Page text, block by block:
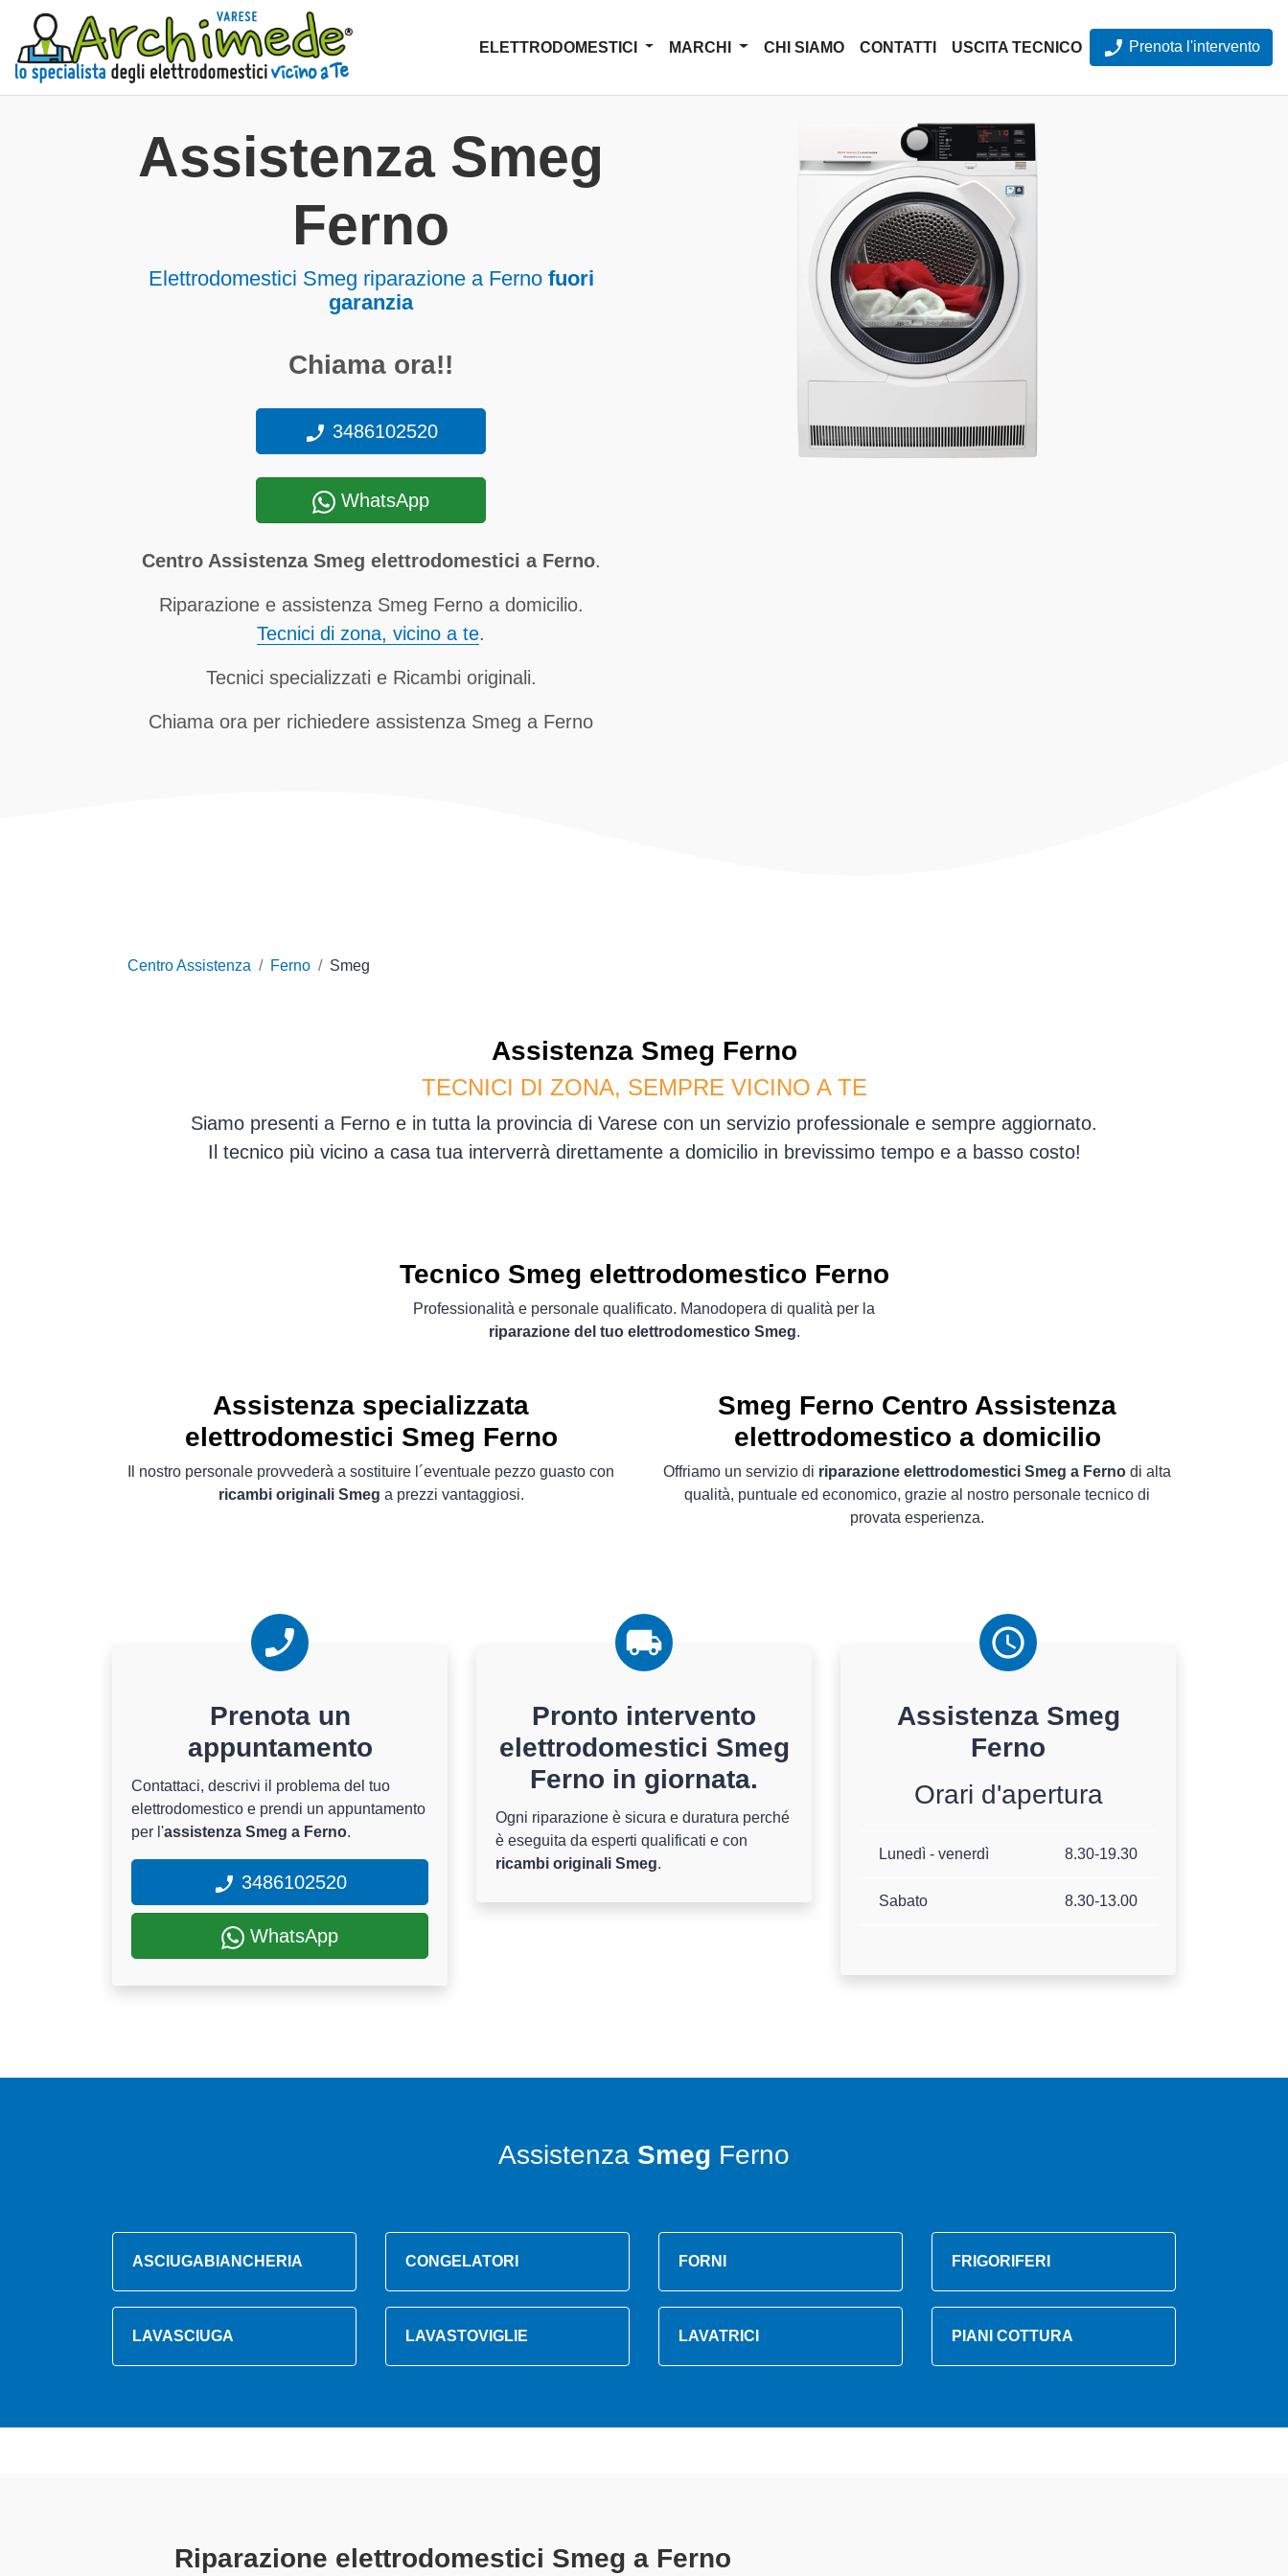
ELETTRODOMESTICI MARCHI CHI SIAMO CONTATTI USCITA TECNICO Prenota l'intervento
Assistenza Smeg
Ferno
Elettrodomestici Smeg riparazione a Ferno fuori
garanzia
Chiama ora!!
3486102520
WhatsApp
Centro Assistenza Smeg elettrodomestici a Ferno.
Riparazione e assistenza Smeg Ferno a domicilio.
Tecnici di zona, vicino a te.
Tecnici specializzati e Ricambi originali.
Chiama ora per richiedere assistenza Smeg a Ferno
Centro Assistenza Ferno Smeg
Assistenza Smeg Ferno
TECNICI DI ZONA, SEMPRE VICINO A TE
Siamo presenti a Ferno e in tutta la provincia di Varese con un servizio professionale e sempre aggiornato.
Il tecnico più vicino a casa tua interverrà direttamente a domicilio in brevissimo tempo e a basso costo!
Tecnico Smeg elettrodomestico Ferno
Professionalità e personale qualificato. Manodopera di qualità per la
riparazione del tuo elettrodomestico Smeg.
Assistenza specializzata
elettrodomestici Smeg Ferno
Il nostro personale provvederà a sostituire l´eventuale pezzo guasto con
ricambi originali Smeg a prezzi vantaggiosi.
Smeg Ferno Centro Assistenza
elettrodomestico a domicilio
Offriamo un servizio di riparazione elettrodomestici Smeg a Ferno di alta
qualità, puntuale ed economico, grazie al nostro personale tecnico di
provata esperienza.
Prenota un
appuntamento
Contattaci, descrivi il problema del tuo
elettrodomestico e prendi un appuntamento
per l'assistenza Smeg a Ferno.
3486102520
WhatsApp
Pronto intervento
elettrodomestici Smeg
Ferno in giornata.
Ogni riparazione è sicura e duratura perché
è eseguita da esperti qualificati e con
ricambi originali Smeg.
Assistenza Smeg
Ferno
Orari d'apertura
Lunedì - venerdì 8.30-19.30
Sabato 8.30-13.00
Assistenza Smeg Ferno
ASCIUGABIANCHERIA CONGELATORI FORNI FRIGORIFERI
LAVASCIUGA LAVASTOVIGLIE LAVATRICI PIANI COTTURA
Tecnici Elettrodomestici Smeg A Ferno